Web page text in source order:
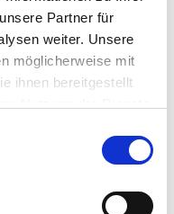
Partner für
weiter. Unsere
möglicherweise mit
ihnen bereitgestellt